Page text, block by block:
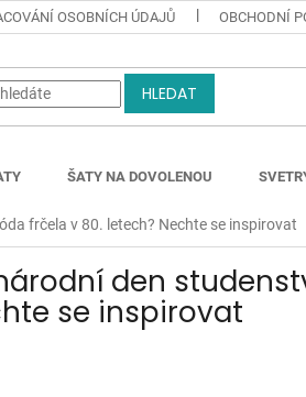
OSOBNÍCH ÚDAJŮ OBCHODNÍ
HLEDAT
ŠATY NA DOVOLENOU
frčela v 80. letech? Nechte se inspirovat
den
se inspirovat